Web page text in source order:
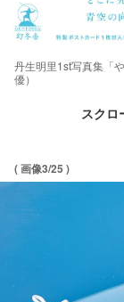
丹生明里1st写真集「
優）
スクロ
( 画像3/25 )